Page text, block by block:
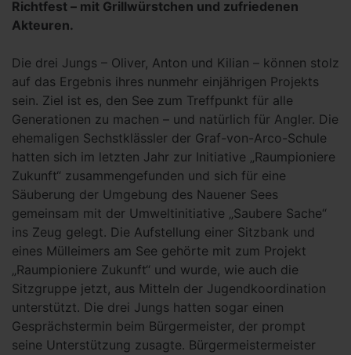
Richtfest – mit Grillwürstchen und zufriedenen
Akteuren.
Die drei Jungs – Oliver, Anton und Kilian – können stolz
auf das Ergebnis ihres nunmehr einjährigen Projekts
sein. Ziel ist es, den See zum Treffpunkt für alle
Generationen zu machen – und natürlich für Angler. Die
ehemaligen Sechstklässler der Graf-von-Arco-Schule
hatten sich im letzten Jahr zur Initiative „Raumpioniere
Zukunft“ zusammengefunden und sich für eine
Säuberung der Umgebung des Nauener Sees
gemeinsam mit der Umweltinitiative „Saubere Sache“
ins Zeug gelegt. Die Aufstellung einer Sitzbank und
eines Mülleimers am See gehörte mit zum Projekt
„Raumpioniere Zukunft“ und wurde, wie auch die
Sitzgruppe jetzt, aus Mitteln der Jugendkoordination
unterstützt. Die drei Jungs hatten sogar einen
Gesprächstermin beim Bürgermeister, der prompt
seine Unterstützung zusagte. Bürgermeistermeister